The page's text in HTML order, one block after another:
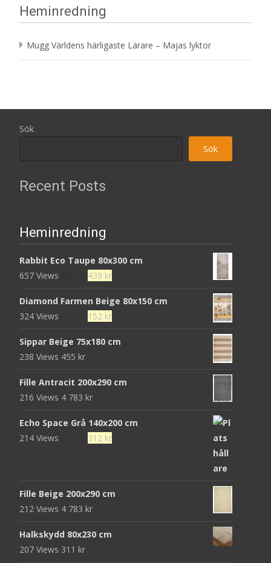
Heminredning
Mugg Världens härligaste Lärare – Majas lyktor
Sök
Sök
Recent Posts
Heminredning
Rabbit Eco Taupe 80x300 cm
657 Views
Det
priset
var:
439 krDet
priset
är:
Diamond Farmen Beige 80x150 cm
324 Views
Det
priset
152 krDet
priset
Sippar Beige 75x180 cm
238 Views 455 kr
Fille Antracit 200x290 cm
216 Views 4 783 kr
Echo Space Grå 140x200 cm
214 Views
Det
952 kr.
312 krDet
312 kr.
Fille Beige 200x290 cm
212 Views 4 783 kr
Halkskydd 80x230 cm
207 Views 311 kr